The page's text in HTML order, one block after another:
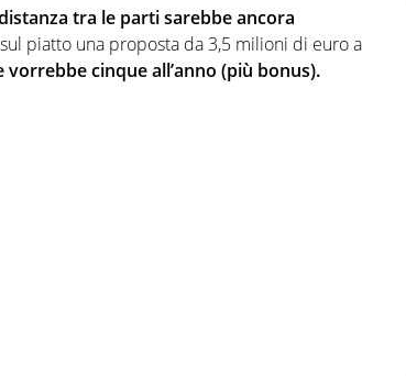
tra le parti sarebbe ancora
piatto una proposta da 3,5 milioni di euro a
vorrebbe cinque all’anno (più bonus).